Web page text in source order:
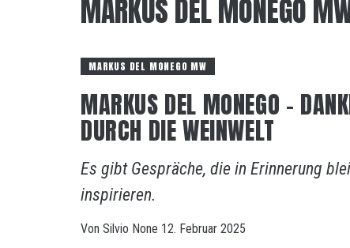
MARKUS DEL MONEGO
MARKUS DEL MONEGO MW
MARKUS DEL MONEGO –
DURCH DIE WEINWELT
Es gibt Gespräche, die in Erinnerung
inspirieren.
Von Silvio None 12. Februar 2025